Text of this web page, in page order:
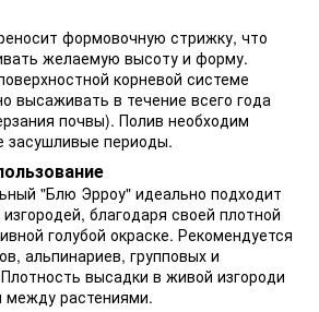
формовочную стрижку, что
желаемую высоту и форму.
корневой системе
высаживать в течение всего года
почвы). Полив необходим
засушливые периоды.
"Блю Эрроу" идеально подходит
благодаря своей плотной
голубой окраске. Рекомендуется
альпинариев, групповых и
высадки в живой изгороди
между растениями.